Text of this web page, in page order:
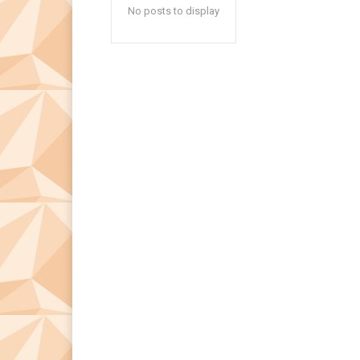
No posts to display